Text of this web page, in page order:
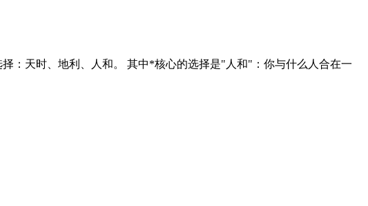
：天时、地利、人和。 其中*核心的选择是"人和"：你与什么人合在一